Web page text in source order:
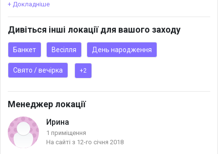
діловими партнерами! Просто загляньте до нас на чашку кави
+ Докладніше
Дивіться інші локації для вашого заходу
Банкет Весілля День народження
Свято / вечірка +2
Менеджер локації
Ирина
1 приміщення
На сайті з 12-го січня 2018